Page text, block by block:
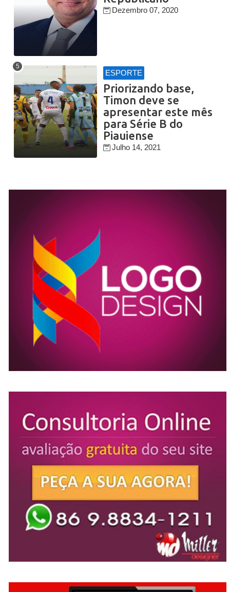
Dezembro 07, 2020
ESPORTE
Priorizando base,
Timon deve se
apresentar este mês
para Série B do
Piauiense
Julho 14, 2021